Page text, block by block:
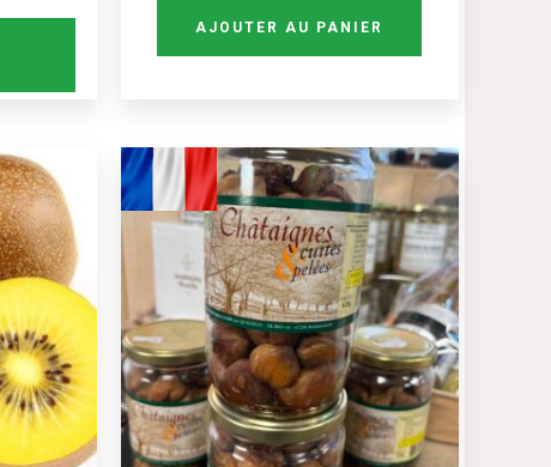
AJOUTER AU PANIER
produit
a
plusieurs
variations.
options
peuvent
être
choisies